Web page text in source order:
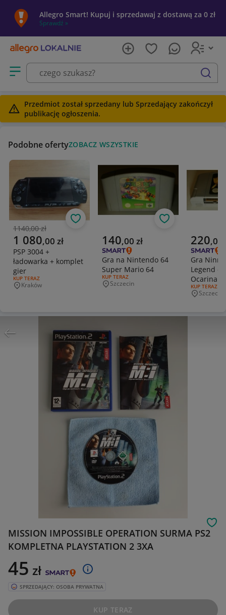
Allegro Smart! Kupuj i sprzedawaj z dostawą za 0 zł
Sprawdź »
Otwórz menu z kategoriami
szukaj
Przedmiot został sprzedany lub Sprzedający zakończył
publikację ogłoszenia.
Podobne ofertyZOBACZ WSZYSTKIE
Poprzednia cena
1140,00 zł
Aktualna cena
1 080,00 zł
PSP 3004 +
ładowarka + komplet
gier
RODZAJ OFERTY:
KUP TERAZ
Miejscowość
Kraków
Obserwuj
Aktualna cena
140,00 zł
Gra na Nintendo 64
Super Mario 64
RODZAJ OFERTY:
KUP TERAZ
Miejscowość
Szczecin
Obserwuj
Aktualna
220,00
Gra
Legend
Ocarina of
kartridż
RODZAJ
KUP TERAZ
Szczecin
MISSION IMPOSSIBLE OPERATION SURMA PS2
KOMPLETNA PLAYSTATION 2 3XA
45 zł
SPRZEDAJĄCY: OSOBA PRYWATNA
KUP TERAZ